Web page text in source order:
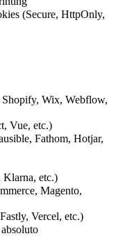
(Secure, HttpOnly,
Wix, Webflow,
Vue, etc.)
Fathom, Hotjar,
Klarna, etc.)
Magento,
Vercel, etc.)